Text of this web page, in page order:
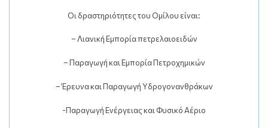
Οι δραστηριότητες του Ομίλου είναι:
– Λιανική Εμπορία πετρελαιοειδών
– Παραγωγή και Εμπορία Πετροχημικών
– Έρευνα και Παραγωγή Υδρογονανθράκων
-Παραγωγή Ενέργειας και Φυσικό Αέριο